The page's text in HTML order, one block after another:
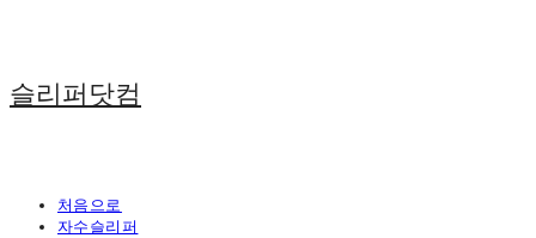
슬리퍼닷컴
처음으로
자수슬리퍼